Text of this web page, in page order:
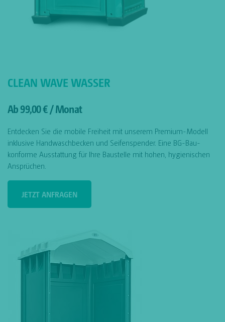
CLEAN WAVE WASSER
Ab 99,00 € / Monat
Entdecken Sie die mobile Freiheit mit unserem Premium-Modell
inklusive Handwaschbecken und Seifenspender. Eine BG-Bau-
konforme Ausstattung für Ihre Baustelle mit hohen, hygienischen
Ansprüchen.
JETZT ANFRAGEN